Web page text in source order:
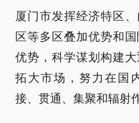
厦门市发挥经济特区
区等多区叠加优势和
优势，科学谋划构建
拓大市场，努力在国
接、贯通、集聚和辐射